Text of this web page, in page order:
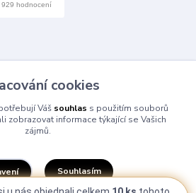
20,00 hod
cookies
Váš souhlas s použitím souborů
zobrazovat informace týkající se Vašich
zájmů.
Souhlasím